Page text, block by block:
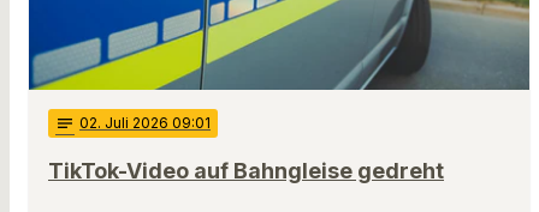
notes 02. Juli 2026 09:01
TikTok-Video auf Bahngleise gedreht